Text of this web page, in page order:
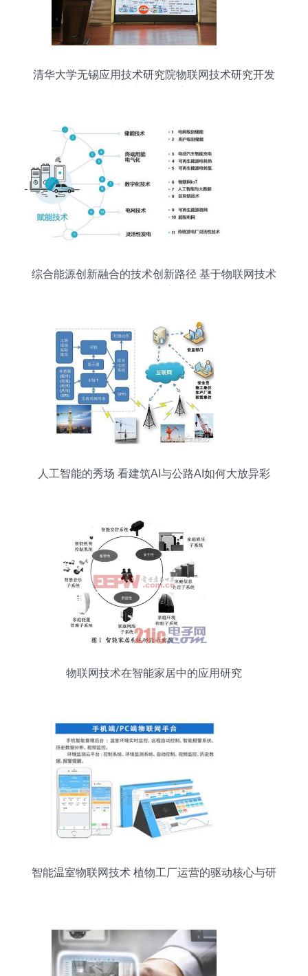
清华大学无锡应用技术研究院物联网技术研究开发
综合能源创新融合的技术创新路径 基于物联网技术
人工智能的秀场 看建筑AI与公路AI如何大放异彩
物联网技术在智能家居中的应用研究
智能温室物联网技术 植物工厂运营的驱动核心与研